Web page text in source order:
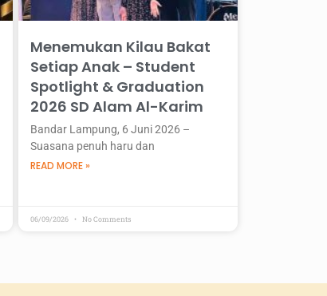
Menemukan Kilau Bakat
Setiap Anak – Student
Spotlight & Graduation
2026 SD Alam Al-Karim
Bandar Lampung, 6 Juni 2026 –
Suasana penuh haru dan
READ MORE »
06/09/2026 No Comments